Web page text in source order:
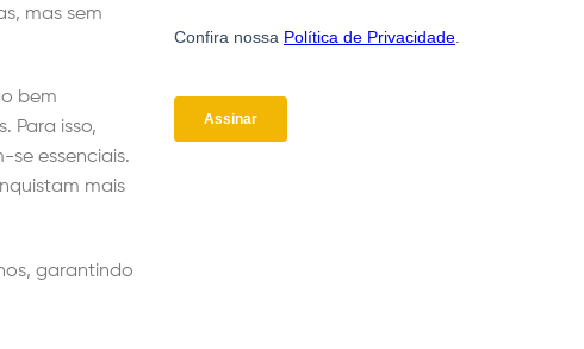
mas sem
bem
Para isso,
essenciais.
mais
garantindo